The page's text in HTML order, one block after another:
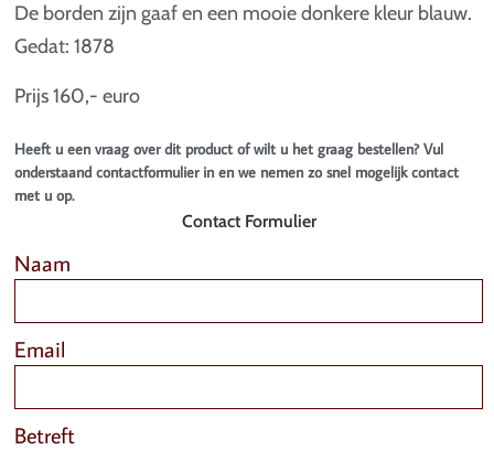
De borden zijn gaaf en een mooie donkere kleur blauw.
Gedat: 1878
Prijs 160,- euro
Heeft u een vraag over dit product of wilt u het graag bestellen? Vul
onderstaand contactformulier in en we nemen zo snel mogelijk contact
met u op.
Contact Formulier
Naam
Email
Betreft